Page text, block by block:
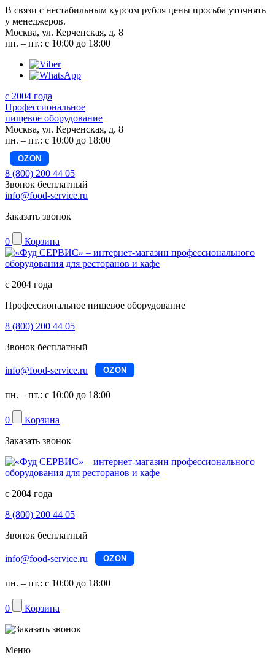
В связи с нестабильным курсом рубля цены просьба уточнять
у менеджеров.
Москва, ул. Керченская, д. 8
пн. – пт.: с 10:00 до 18:00
с 2004 года
Профессиональное
пищевое оборудование
Москва, ул. Керченская, д. 8
пн. – пт.: с 10:00 до 18:00
OZON
8 (800) 200 44 05
Звонок бесплатный
info@food-service.ru
Заказать звонок
0 Корзина
с 2004 года
Профессиональное пищевое оборудование
8 (800) 200 44 05
Звонок бесплатный
info@food-service.ru OZON
пн. – пт.: с 10:00 до 18:00
0
Корзина
Заказать звонок
с 2004 года
8 (800) 200 44 05
Звонок бесплатный
info@food-service.ru OZON
пн. – пт.: с 10:00 до 18:00
0 Корзина
Меню